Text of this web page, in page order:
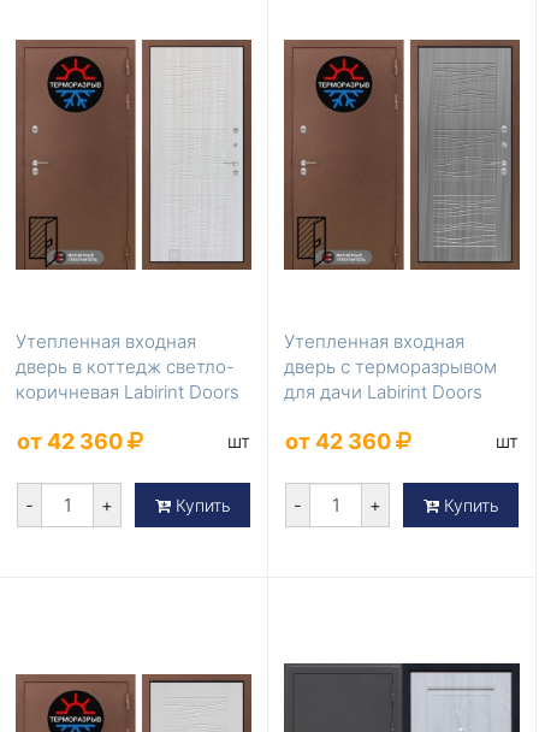
Утепленная входная
дверь в коттедж светло-
коричневая Labirint Doors
от 42 360 шт
- + Купить
Утепленная входная
дверь с терморазрывом
для дачи Labirint Doors
от 42 360 шт
- + Купить